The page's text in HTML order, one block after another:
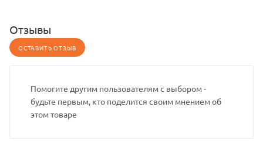
Отзывы
ОСТАВИТЬ ОТЗЫВ
Помогите другим пользователям с выбором -
будьте первым, кто поделится своим мнением об
этом товаре